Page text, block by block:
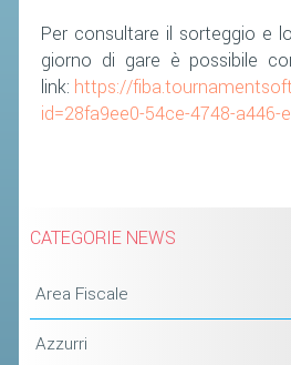
Per consultare il sorteggio e
giorno di gare è possibile
link: https://
id=28fa9ee0-54ce-4748-a446-
CATEGORIE NEWS
Area Fiscale
Azzurri